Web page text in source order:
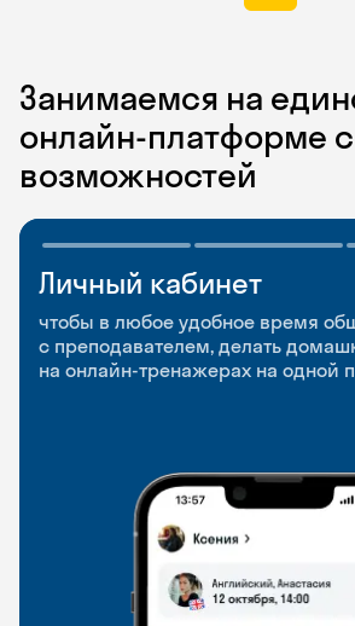
Занимаемся на
онлайн-платформе
возможностей
Личный кабинет
чтобы в любое удобное время
с преподавателем, делать
на онлайн-тренажерах на одной
Мобильное
приложение
чтобы заниматься и изучать
и когда удобно
Разговорные клубы
и Talks
Групповые занятия для
и индивидуальные встречи с